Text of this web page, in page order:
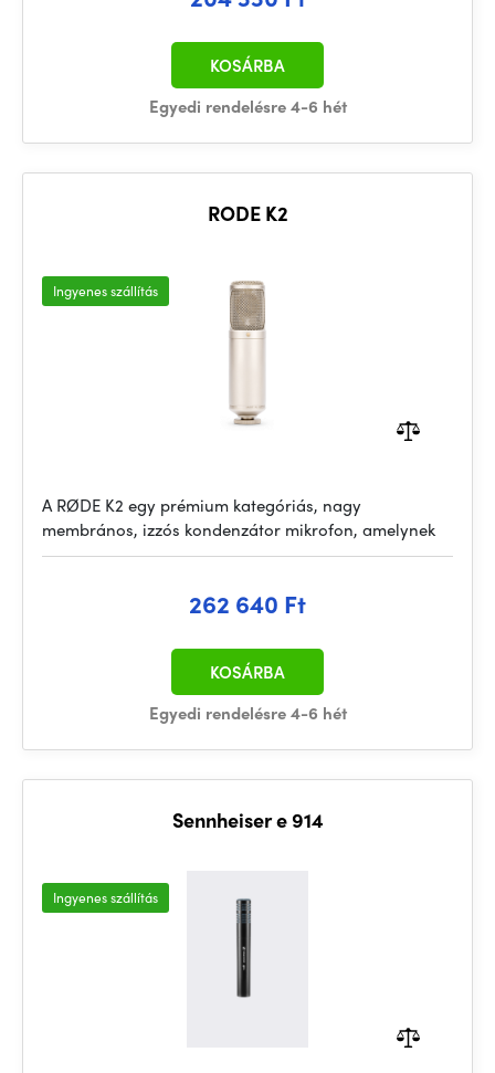
Egyedi rendelésre 4-6 hét
KOSÁRBA
RODE K2
Ingyenes szállítás
A RØDE K2 egy prémium kategóriás, nagy
membrános, izzós kondenzátor mikrofon, amelynek
262 640 Ft
Egyedi rendelésre 4-6 hét
KOSÁRBA
Sennheiser e 914
Ingyenes szállítás